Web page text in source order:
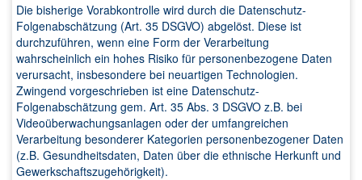
Die bisherige Vorabkontrolle wird durch die Datenschutz-
Folgenabschätzung (Art. 35 DSGVO) abgelöst. Diese ist
durchzuführen, wenn eine Form der Verarbeitung
wahrscheinlich ein hohes Risiko für personenbezogene Daten
verursacht, insbesondere bei neuartigen Technologien.
Zwingend vorgeschrieben ist eine Datenschutz-
Folgenabschätzung gem. Art. 35 Abs. 3 DSGVO z.B. bei
Videoüberwachungsanlagen oder der umfangreichen
Verarbeitung besonderer Kategorien personenbezogener Daten
(z.B. Gesundheitsdaten, Daten über die ethnische Herkunft und
Gewerkschaftszugehörigkeit).